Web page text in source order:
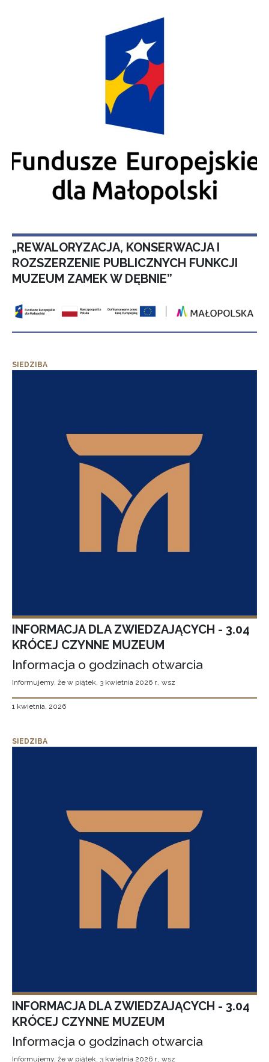
„REWALORYZACJA, KONSERWACJA I
ROZSZERZENIE PUBLICZNYCH FUNKCJI
MUZEUM ZAMEK W DĘBNIE”
SIEDZIBA
INFORMACJA DLA ZWIEDZAJĄCYCH - 3.04
KRÓCEJ CZYNNE MUZEUM
Informacja o godzinach otwarcia
Informujemy, że w piątek, 3 kwietnia 2026 r., wsz
1 kwietnia, 2026
SIEDZIBA
INFORMACJA DLA ZWIEDZAJĄCYCH - 3.04
KRÓCEJ CZYNNE MUZEUM
Informacja o godzinach otwarcia
Informujemy, że w piątek, 3 kwietnia 2026 r., wsz